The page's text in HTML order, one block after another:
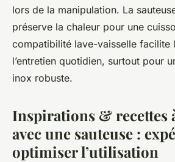
lors de la manipulation. La
préserve la chaleur pour une
compatibilité lave-vaisselle facilite
l’entretien quotidien, surtout pour
inox robuste.
Inspirations & recettes
avec une sauteuse :
optimiser l’utilisation